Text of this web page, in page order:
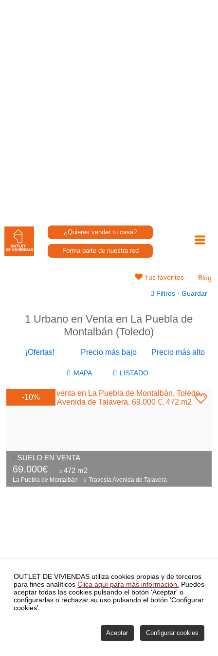
¿Quieres vender tu casa?
Forma parte de nuestra red
Tus favoritos
Blog
· Guardar
Filtros
1 Urbano en Venta en La Puebla de
Montalbán (Toledo)
¡Ofertas! Precio más bajo Precio más alto
-10%
SUELO EN VENTA
69.000€ 472 m2
La Puebla de Montalbán Travesía Avenida de Talavera
ATENCIÓN DE RECLAMACIONES
POLÍTICA DE PRIVACIDAD
SIMULADOR HIPOTECA
FORMA PARTE DE NUESTRA RED
COMISIONES
POLÍTICA DE VENTAS Y MÉTODOS DE PAGO
COMISIONES
ÚLTIMAS NOTICIAS
POLÍTICA DE COOKIES
OUTLET DE VIVIENDAS utiliza cookies propias y de terceros
para fines analíticos Clica aquí para más información.
Puedes
aceptar todas las cookies pulsando el botón 'Aceptar' o
configurarlas o rechazar su uso pulsando el botón 'Configurar
cookies'.
Aceptar Configurar cookies